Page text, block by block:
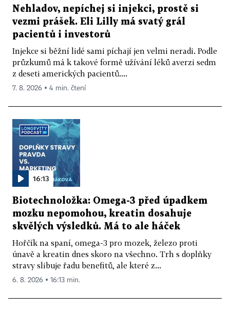
Nehladov, nepíchej si injekci, prostě si
vezmi prášek. Eli Lilly má svatý grál
pacientů i investorů
Injekce si běžní lidé sami píchají jen velmi neradi. Podle
průzkumů má k takové formě užívání léků averzi sedm
z deseti amerických pacientů....
7. 8. 2026 ▪ 4 min. čtení
16:13
Biotechnoložka: Omega-3 před úpadkem
mozku nepomohou, kreatin dosahuje
skvělých výsledků. Má to ale háček
Hořčík na spaní, omega-3 pro mozek, železo proti
únavě a kreatin dnes skoro na všechno. Trh s doplňky
stravy slibuje řadu benefitů, ale které z...
6. 8. 2026 ▪ 16:13 min.